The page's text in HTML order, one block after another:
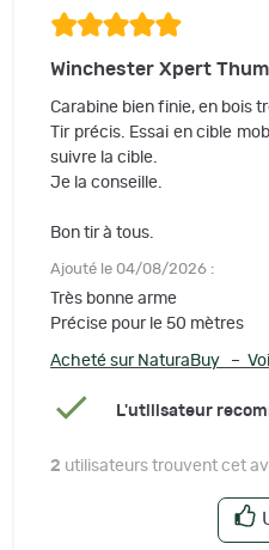
Winchester Xpert
Carabine bien finie, en bois
Tir précis. Essai en cible
suivre la cible.
Je la conseille.
Bon tir à tous.
Ajouté le 04/08/2026 :
Très bonne arme
Précise pour le 50 mètres
Acheté sur NaturaBuy –
L'utilisateur
2 utilisateurs trouvent cet